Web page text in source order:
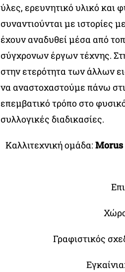
ύλες, ερευνητικό υλικό και
συναντιούνται με ιστορίες
έχουν αναδυθεί μέσα από
σύγχρονων έργων τέχνης.
στην ετερότητα των άλλων
να αναστοχαστούμε πάνω
επεμβατικό τρόπο στο
συλλογικές διαδικασίες.
Καλλιτεχνική ομάδα: Morus
Γραφιστικός
Εγκαίνια: